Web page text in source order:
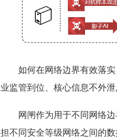
如何在网络边界有效落
业监管到位、核心信息不外
网闸作为用于不同网络
担不同安全等级网络之间的